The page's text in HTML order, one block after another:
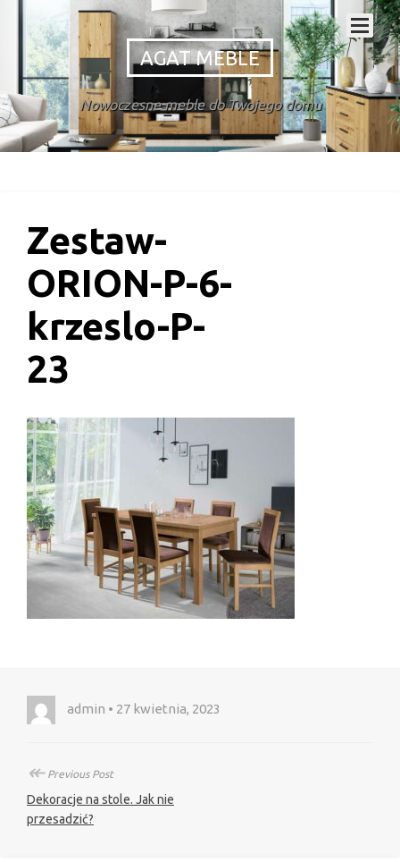
AGAT MEBLE
Nowoczesne meble do Twojego domu
Zestaw-
ORION-P-6-
krzeslo-P-
23
admin • 27 kwietnia, 2023
↞Previous Post
Dekoracje na stole. Jak nie
przesadzić?